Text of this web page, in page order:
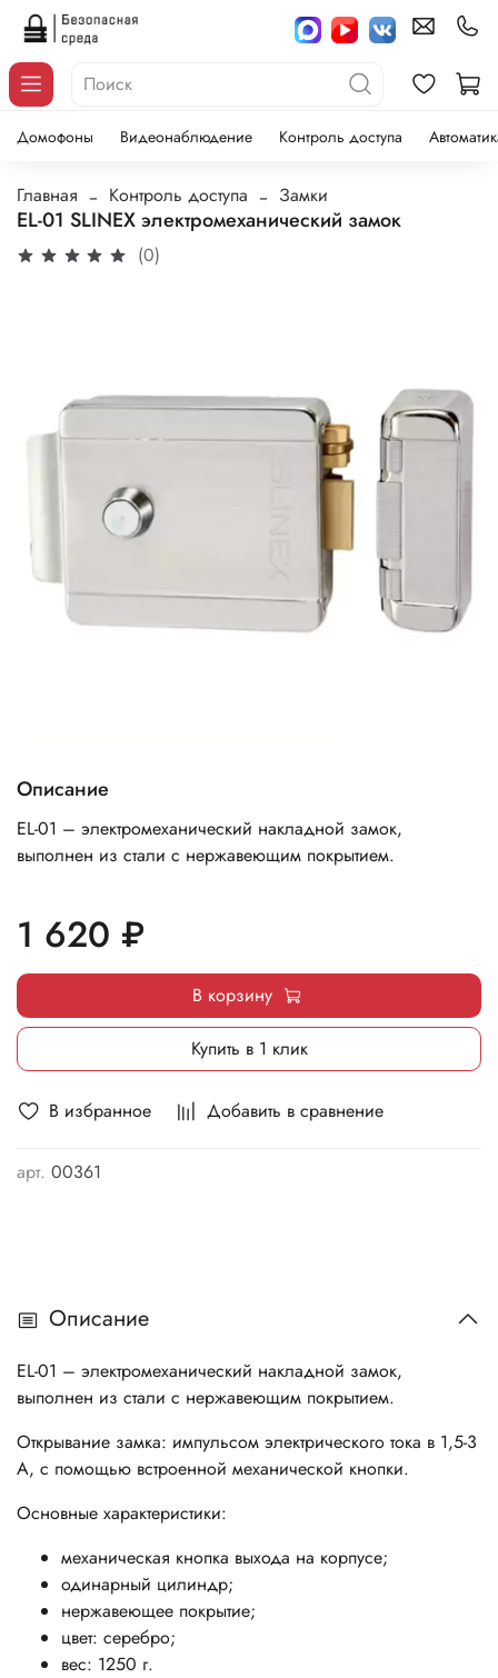
Домофоны Видеонаблюдение Контроль доступа
Главная Контроль доступа Замки
EL-01 SLINEX электромеханический замок
(0)
В избранное Добавить в сравнение
арт. 00361
Описание
EL-01 – электромеханический накладной замок,
выполнен из стали с нержавеющим покрытием.
1 620 ₽
В корзину
Купить в 1 клик
Описание
EL-01 – электромеханический накладной замок,
выполнен из стали с нержавеющим покрытием.
Открывание замка: импульсом электрического тока в 1,5-3
А, с помощью встроенной механической кнопки.
Основные характеристики:
механическая кнопка выхода на корпусе;
одинарный цилиндр;
нержавеющее покрытие;
цвет: серебро;
вес: 1250 г.